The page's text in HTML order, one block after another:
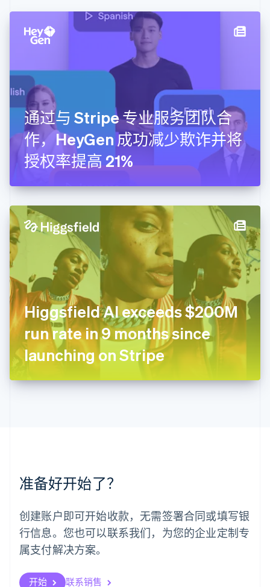
通过与 Stripe 专业服务团队合
作，HeyGen 成功减少欺诈并将
授权率提高 21%
Higgsfield AI exceeds $200M
run rate in 9 months since
launching on Stripe
准备好开始了？
创建账户即可开始收款，无需签署合同或填写银
行信息。您也可以联系我们，为您的企业定制专
属支付解决方案。
开始 联系销售
丹麦
English
德国
FrançaisEnglish
芬兰
English
荷兰
NederlandsEnglish
加拿大
English Français
捷克
克罗地亚
拉脱维亚
English
立陶宛
列支敦士登
Deutsch English
卢森堡
FrançaisDeutsch English
罗马尼亚
English
马尔他
English
马来西亚
简体中文
美国
日本
日本語English
SvenskaEnglish
瑞士
DeutschFrançais ItalianoEnglish
塞浦路斯
斯洛伐克